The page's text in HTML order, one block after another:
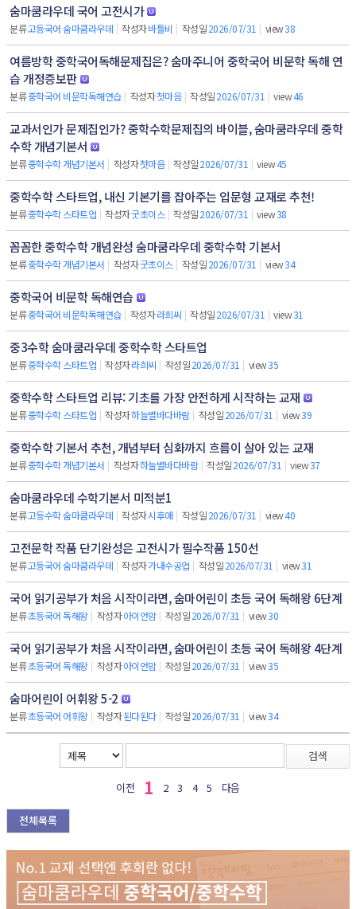
숨마쿰라우데 국어 고전시가
분류고등국어 숨마쿰라우데 | 작성자바틀비 | 작성일2026/07/31 | view38
여름방학 중학국어독해문제집은? 숨마주니어 중학국어 비문학 독해 연
습 개정증보판
분류중학국어 비문학독해연습 | 작성자첫마음 | 작성일2026/07/31 | view46
교과서인가 문제집인가? 중학수학문제집의 바이블, 숨마쿰라우데 중학
수학 개념기본서
분류중학수학 개념기본서 | 작성자첫마음 | 작성일2026/07/31 | view45
중학수학 스타트업, 내신 기본기를 잡아주는 입문형 교재로 추천!
분류중학수학 스타트업 | 작성자굿초이스 | 작성일2026/07/31 | view38
꼼꼼한 중학수학 개념완성 숨마쿰라우데 중학수학 기본서
분류중학수학 개념기본서 | 작성자굿초이스 | 작성일2026/07/31 | view34
중학국어 비문학 독해연습
분류중학국어 비문학독해연습 | 작성자라희씨 | 작성일2026/07/31 | view31
중3수학 숨마쿰라우데 중학수학 스타트업
분류중학수학 스타트업 | 작성자라희씨 | 작성일2026/07/31 | view35
중학수학 스타트업 리뷰: 기초를 가장 안전하게 시작하는 교재
분류중학수학 스타트업 | 작성자하늘별바다바람 | 작성일2026/07/31 | view39
중학수학 기본서 추천, 개념부터 심화까지 흐름이 살아 있는 교재
분류중학수학 개념기본서 | 작성자하늘별바다바람 | 작성일2026/07/31 | view37
숨마쿰라우데 수학기본서 미적분1
분류고등수학 숨마쿰라우데 | 작성자시후애 | 작성일2026/07/31 | view40
고전문학 작품 단기완성은 고전시가 필수작품 150선
분류고등국어 숨마쿰라우데 | 작성자가내수공업 | 작성일2026/07/31 | view31
국어 읽기공부가 처음 시작이라면, 숨마어린이 초등 국어 독해왕 6단계
분류초등국어 독해왕 | 작성자아이언맘 | 작성일2026/07/31 | view30
국어 읽기공부가 처음 시작이라면, 숨마어린이 초등 국어 독해왕 4단계
분류초등국어 독해왕 | 작성자아이언맘 | 작성일2026/07/31 | view35
숨마어린이 어휘왕 5-2
분류초등국어 어휘왕 | 작성자된다된다 | 작성일2026/07/31 | view34
검색
이전 1 2 3 4 5 다음
전체목록